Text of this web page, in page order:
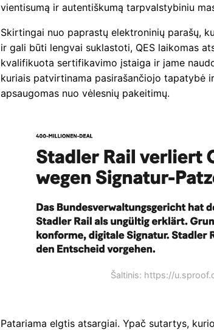
vientisumą ir autentiškumą tarpvalstybiniu
Skirtingai nuo paprastų elektroninių parašų,
ir gali būti lengvai suklastoti, QES laikomas
kvalifikuota sertifikavimo įstaiga ir jame
kuriais patvirtinama pasirašančiojo tapatybė
apsaugomas nuo vėlesnių pakeitimų.
Šaltinis: https://
Patariama elgtis atsargiai. Ypač sutartys,